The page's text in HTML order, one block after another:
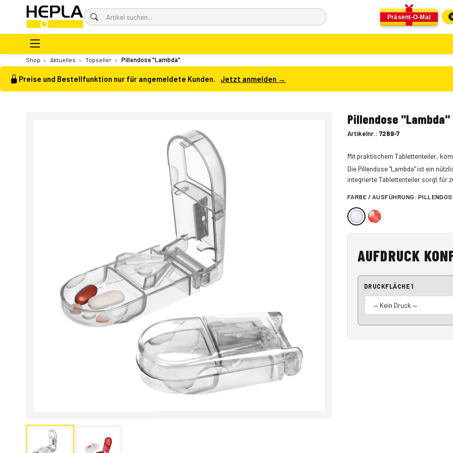
Präsent-O-Mat
Shop › Aktuelles › Topseller › Pillendose "Lambda"
Preise und Bestellfunktion nur für angemeldete Kunden. Jetzt anmelden →
Pillendose "Lambda"
Artikelnr.: 7289-7
Mit praktischem Tablettenteiler,
Die Pillendose "Lambda" ist ein
integrierte Tablettenteiler sorgt für
FARBE / AUSFÜHRUNG:
AUFDRUCK
DRUCKFLÄCHE 1